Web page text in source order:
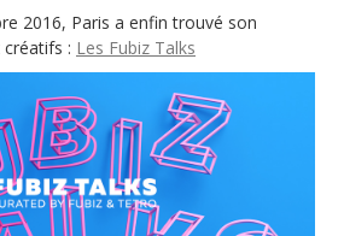
2016, Paris a enfin trouvé son
: Les Fubiz Talks